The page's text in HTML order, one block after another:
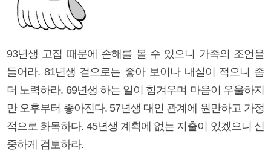
93년생 고집 때문에 손해를 볼 수 있으니 가족의 조언을
들어라. 81년생 겉으로는 좋아 보이나 내실이 적으니 좀
더 노력하라. 69년생 하는 일이 힘겨우며 마음이 우울하지
만 오후부터 좋아진다. 57년생 대인 관계에 원만하고 가정
적으로 화목하다. 45년생 계획에 없는 지출이 있겠으니 신
중하게 검토하라.